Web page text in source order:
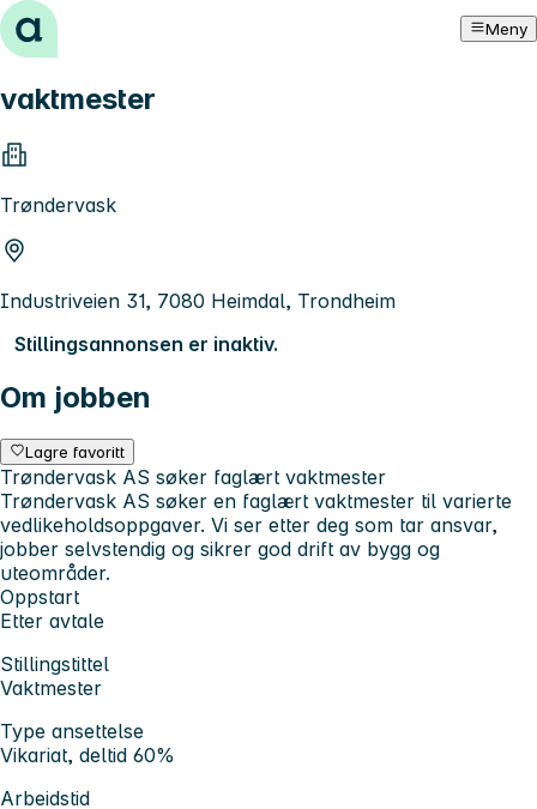
Hopp til innhold Meny
vaktmester
Trøndervask
Industriveien 31, 7080 Heimdal, Trondheim
Stillingsannonsen er inaktiv.
Om jobben
Lagre favoritt
Trøndervask AS søker faglært vaktmester
Trøndervask AS søker en faglært vaktmester til varierte
vedlikeholdsoppgaver. Vi ser etter deg som tar ansvar,
jobber selvstendig og sikrer god drift av bygg og
uteområder.
Oppstart
Etter avtale
Stillingstittel
Vaktmester
Type ansettelse
Vikariat, deltid 60%
Arbeidstid